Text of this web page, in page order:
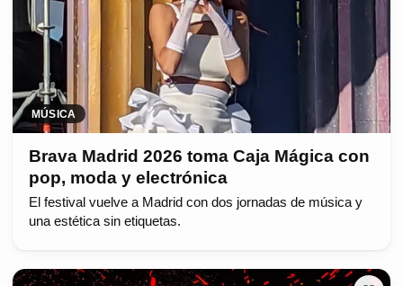
MÚSICA
Brava Madrid 2026 toma Caja Mágica con
pop, moda y electrónica
El festival vuelve a Madrid con dos jornadas de música y
una estética sin etiquetas.